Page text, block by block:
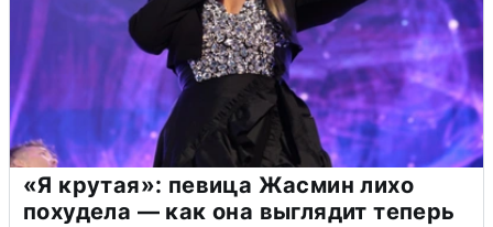
«Я крутая»: певица Жасмин лихо
похудела — как она выглядит теперь